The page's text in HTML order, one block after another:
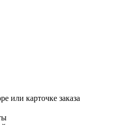
или карточке заказа